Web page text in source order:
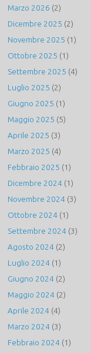
Marzo 2026 (2)
Dicembre 2025 (2)
Novembre 2025 (1)
Ottobre 2025 (1)
Settembre 2025 (4)
Luglio 2025 (2)
Giugno 2025 (1)
Maggio 2025 (5)
Aprile 2025 (3)
Marzo 2025 (4)
Febbraio 2025 (1)
Dicembre 2024 (1)
Novembre 2024 (3)
Ottobre 2024 (1)
Settembre 2024 (3)
Agosto 2024 (2)
Luglio 2024 (1)
Giugno 2024 (2)
Maggio 2024 (2)
Aprile 2024 (4)
Marzo 2024 (3)
Febbraio 2024 (1)